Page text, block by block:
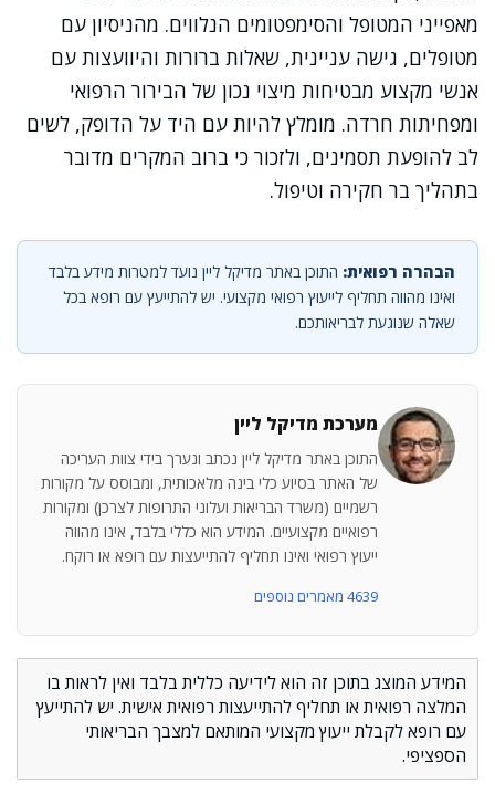
מאפייני המטופל והסימפטומים הנלווים. מהניסיון עם
מטופלים, גישה עניינית, שאלות ברורות והיוועצות עם
אנשי מקצוע מבטיחות מיצוי נכון של הבירור הרפואי
ומפחיתות חרדה. מומלץ להיות עם היד על הדופק, לשים
לב להופעת תסמינים, ולזכור כי ברוב המקרים מדובר
בתהליך בר חקירה וטיפול.
הבהרה רפואית: התוכן באתר מדיקל ליין נועד למטרות מידע בלבד
ואינו מהווה תחליף לייעוץ רפואי מקצועי. יש להתייעץ עם רופא בכל
שאלה שנוגעת לבריאותכם.
מערכת מדיקל ליין
התוכן באתר מדיקל ליין נכתב ונערך בידי צוות העריכה
של האתר בסיוע כלי בינה מלאכותית, ומבוסס על מקורות
רשמיים (משרד הבריאות ועלוני התרופות לצרכן) ומקורות
רפואיים מקצועיים. המידע הוא כללי בלבד, אינו מהווה
ייעוץ רפואי ואינו תחליף להתייעצות עם רופא או רוקח.
4639 מאמרים נוספים
המידע המוצג בתוכן זה הוא לידיעה כללית בלבד ואין לראות בו
המלצה רפואית או תחליף להתייעצות רפואית אישית. יש להתייעץ
עם רופא לקבלת ייעוץ מקצועי המותאם למצבך הבריאותי
הספציפי.